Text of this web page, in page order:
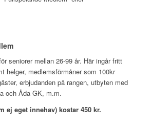
seniorer mellan 26-99 år. Här ingår fritt
helger, medlemsförmåner som 100kr
erbjudanden på rangen, utbyten med
och Åda GK, m.m.
ej eget innehav) kostar 450 kr.